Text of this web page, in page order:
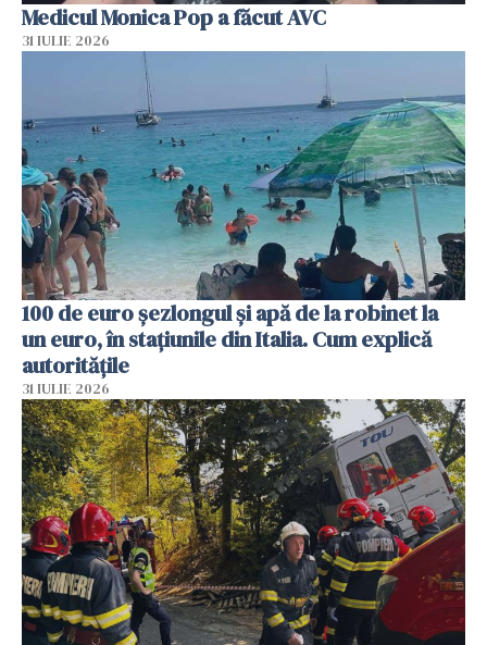
Medicul Monica Pop a făcut AVC
31 IULIE 2026
100 de euro șezlongul și apă de la robinet la
un euro, în stațiunile din Italia. Cum explică
autoritățile
31 IULIE 2026